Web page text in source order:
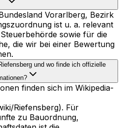
Vorarlberg, Bezirk
ist u. a. relevant
sowie für die
die wir bei einer Bewertung
und wo finde ich offizielle
finden sich im Wikipedia-
Riefensberg). Für
zu Bauordnung,